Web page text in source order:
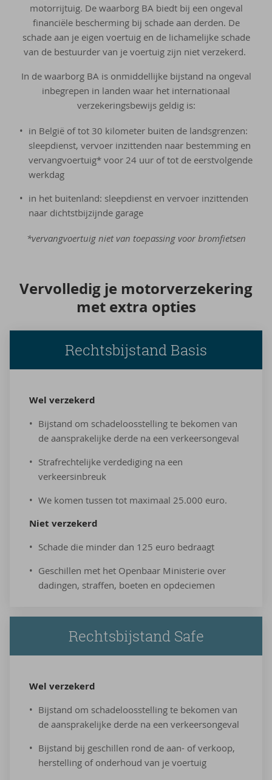
motorrijtuig. De waarborg BA biedt bij een ongeval
financiële bescherming bij schade aan derden. De
schade aan je eigen voertuig en de lichamelijke schade
van de bestuurder van je voertuig zijn niet verzekerd.
In de waarborg BA is onmiddellijke bijstand na ongeval
inbegrepen in landen waar het internationaal
verzekeringsbewijs geldig is:
in België of tot 30 kilometer buiten de landsgrenzen:
sleepdienst, vervoer inzittenden naar bestemming en
vervangvoertuig* voor 24 uur of tot de eerstvolgende
werkdag
in het buitenland: sleepdienst en vervoer inzittenden
naar dichtstbijzijnde garage
*vervangvoertuig niet van toepassing voor bromfietsen
Ver­vol­le­dig je mo­tor­ver­ze­ke­ring
met extra op­ties
Rechtsbijstand Basis
Wel ver­ze­kerd
Bijstand om schadeloosstelling te bekomen van
de aansprakelijke derde na een verkeersongeval
Strafrechtelijke verdediging na een
verkeersinbreuk
We komen tussen tot maximaal 25.000 euro.
Niet ver­ze­kerd
Schade die minder dan 125 euro bedraagt
Geschillen met het Openbaar Ministerie over
dadingen, straffen, boeten en opdeciemen
Rechtsbijstand Safe
Wel ver­ze­kerd
Bijstand om schadeloosstelling te bekomen van
de aansprakelijke derde na een verkeersongeval
Bijstand bij geschillen rond de aan- of verkoop,
herstelling of onderhoud van je voertuig